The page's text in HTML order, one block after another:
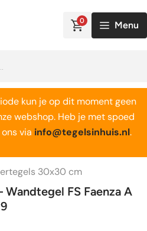
0 Menu
kun je op dit moment geen
webshop. Heb je met spoed
via info@tegelsinhuis.nl.
30x30 cm
FS Faenza A